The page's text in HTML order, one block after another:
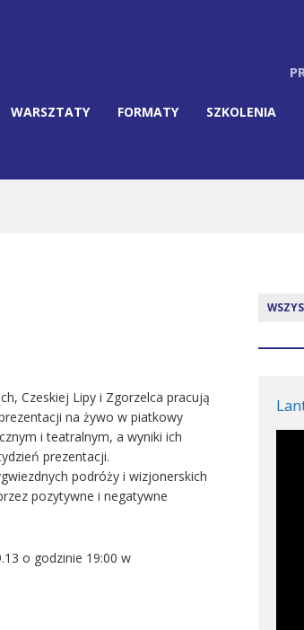
WARSZTATY FORMATY SZKOLENIA
Czeskiej Lipy i Zgorzelca pracują
na żywo w piatkowy
i teatralnym, a wyniki ich
prezentacji.
podróży i wizjonerskich
pozytywne i negatywne
o godzinie 19:00 w